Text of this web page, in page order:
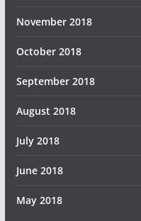
November 2018
October 2018
September 2018
August 2018
July 2018
June 2018
May 2018